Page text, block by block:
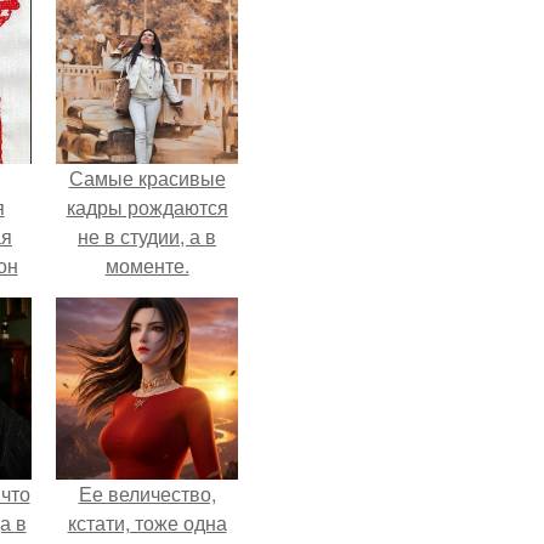
Самые красивые
кадры рождаются
не в студии, а в
моменте.
в
Ее величество,
кстати, тоже одна